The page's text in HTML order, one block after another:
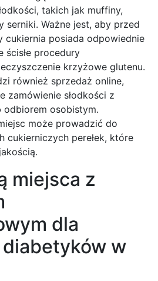
takich jak muffiny,
serniki. Ważne jest, aby przed
cukiernia posiada odpowiednie
procedury
krzyżowe glutenu.
również sprzedaż online,
zamówienie słodkości z
osobistym.
może prowadzić do
cukierniczych perełek, które
miejsca z
dla
w